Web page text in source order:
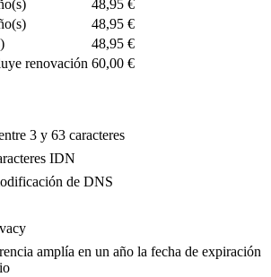
48,95 €
48,95 €
48,95 €
renovación 60,00 €
3 y 63 caracteres
IDN
de DNS
amplía en un año la fecha de expiración